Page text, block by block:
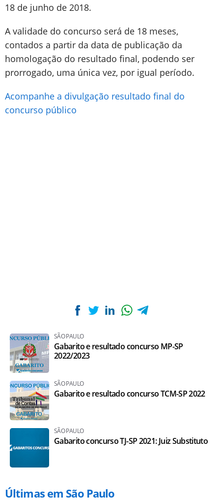
18 de junho de 2018.
A validade do concurso será de 18 meses,
contados a partir da data de publicação da
homologação do resultado final, podendo ser
prorrogado, uma única vez, por igual período.
Acompanhe a divulgação resultado final do
concurso público
SÃO PAULO
Gabarito e resultado concurso MP-SP
2022/2023
SÃO PAULO
Gabarito e resultado concurso TCM-SP 2022
SÃO PAULO
Gabarito concurso TJ-SP 2021: Juiz Substituto
Últimas em São Paulo